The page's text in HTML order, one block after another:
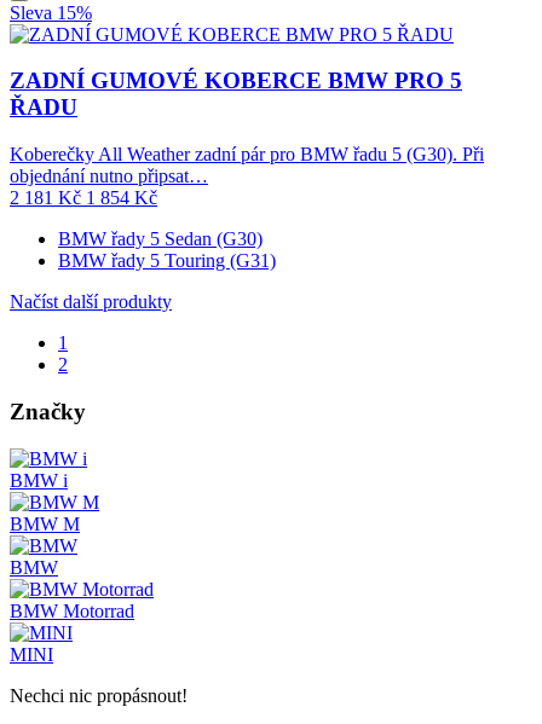
Sleva 15%
ZADNÍ GUMOVÉ KOBERCE BMW PRO 5
ŘADU
Koberečky All Weather zadní pár pro BMW řadu 5 (G30). Při
objednání nutno připsat…
2 181 Kč 1 854 Kč
BMW řady 5 Sedan (G30)
BMW řady 5 Touring (G31)
Načíst další produkty
1
2
Značky
BMW i
BMW M
BMW
BMW Motorrad
MINI
Nechci nic propásnout!